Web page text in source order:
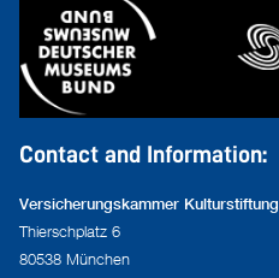
Contact and Information:
Versicherungskammer Kulturstiftung
Thierschplatz 6
80538 München